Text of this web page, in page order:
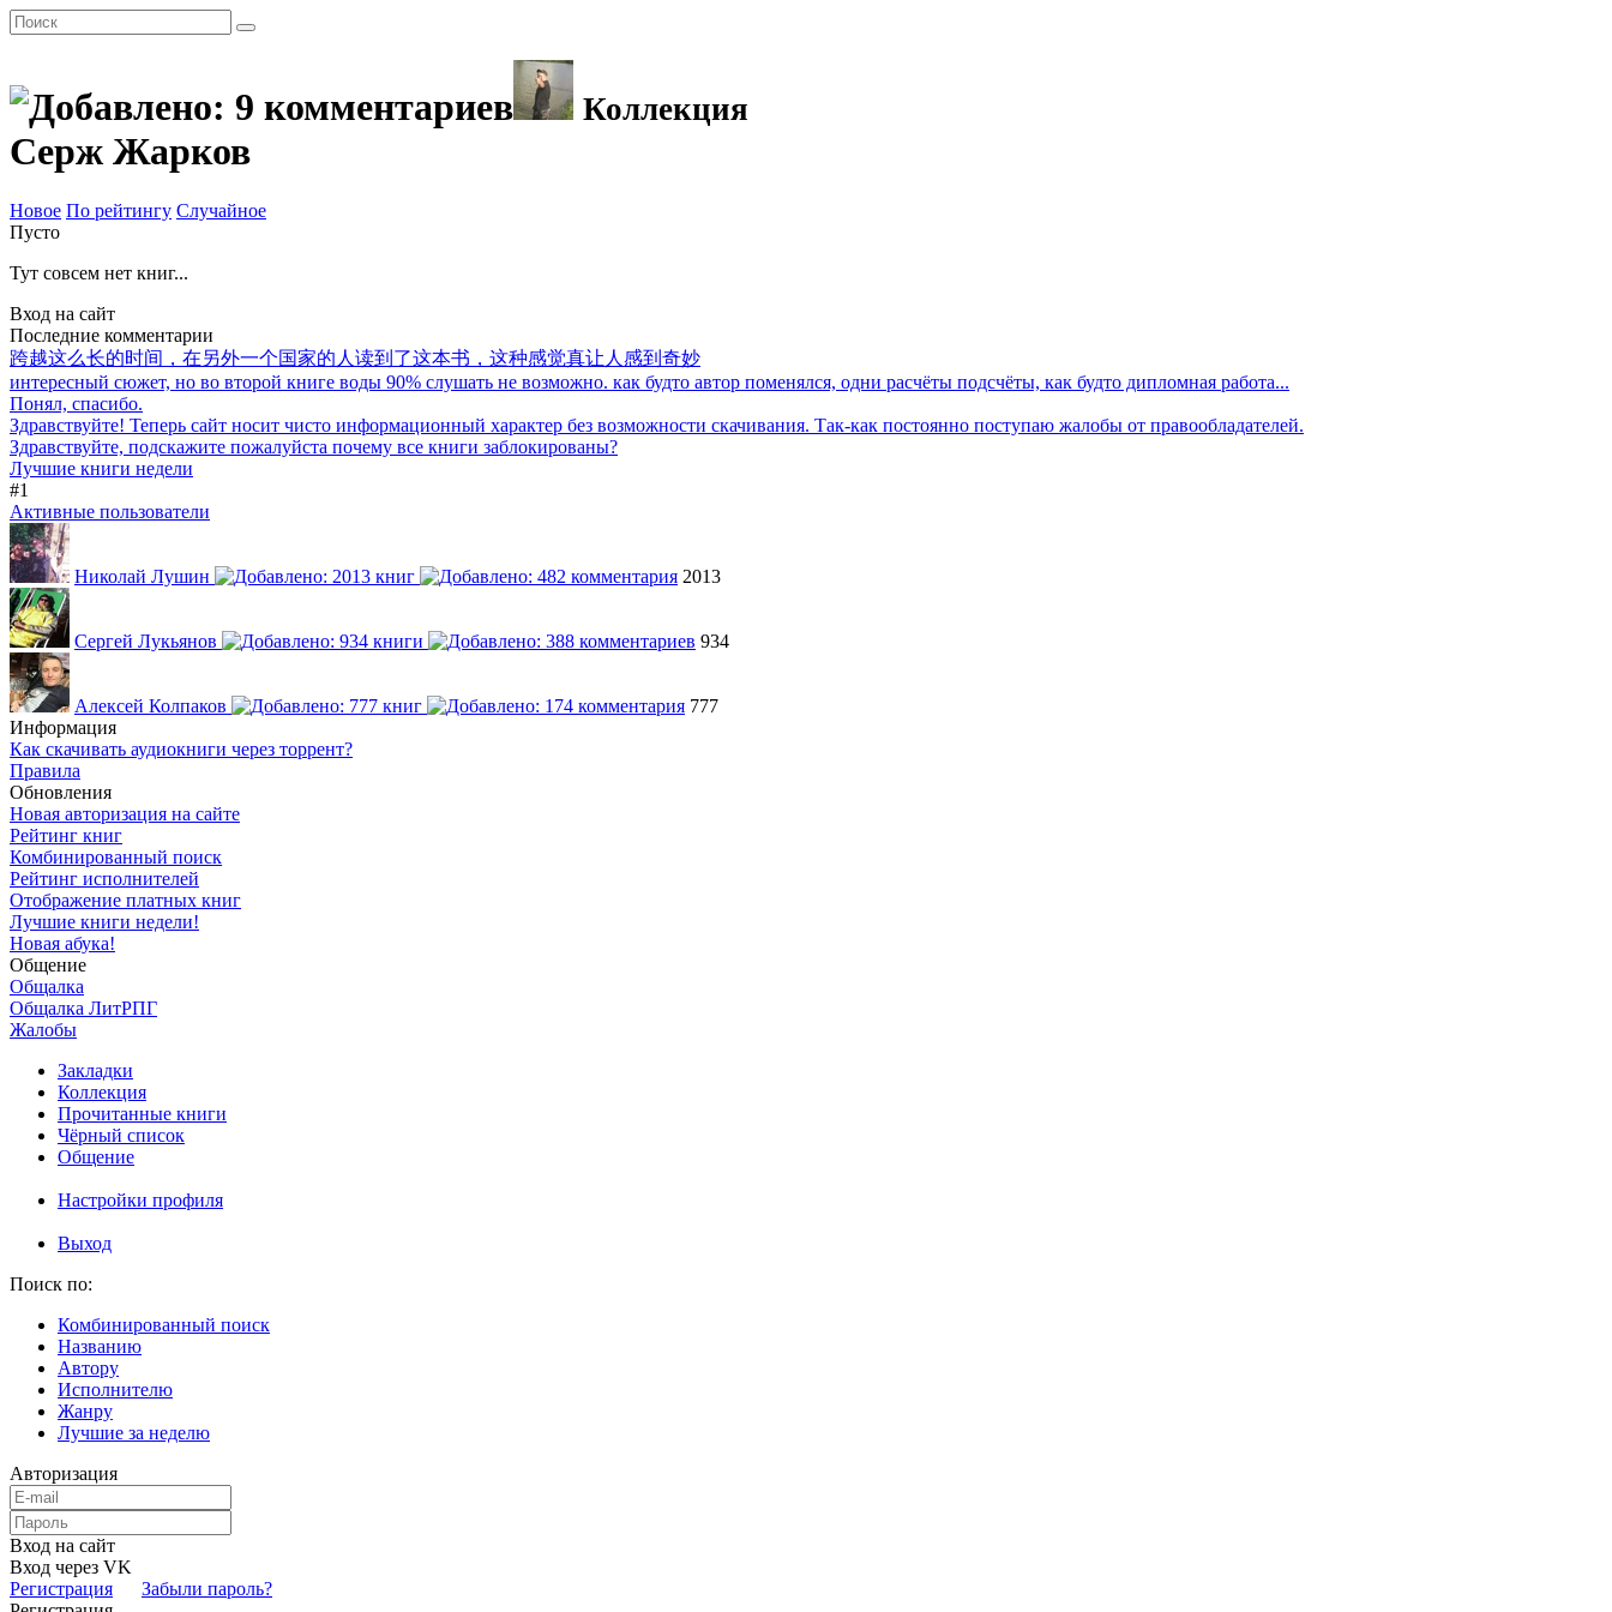
Коллекция
Серж Жарков
Новое По рейтингу Случайное
Пусто
Тут совсем нет книг...
Вход на сайт
Последние комментарии
跨越这么长的时间，在另外一个国家的人读到了这本书，这种感觉真让人感到奇妙
интересный сюжет, но во второй книге воды 90% слушать не возможно. как будто автор поменялся, одни расчёты подсчёты, как будто дипломная работа...
Понял, спасибо.
Здравствуйте! Теперь сайт носит чисто информационный характер без возможности скачивания. Так-как постоянно поступаю жалобы от правообладателей.
Здравствуйте, подскажите пожалуйста почему все книги заблокированы?
Лучшие книги недели
#1
Активные пользователи
Николай Лушин 2013
Сергей Лукьянов 934
Алексей Колпаков
777
Информация
Как скачивать аудиокниги через торрент?
Правила
Обновления
Новая авторизация на сайте
Рейтинг книг
Комбинированный поиск
Рейтинг исполнителей
Отображение платных книг
Лучшие книги недели!
Новая абука!
Общение
Общалка
Общалка ЛитРПГ
Жалобы
Закладки
Коллекция
Прочитанные книги
Чёрный список
Общение
Настройки профиля
Выход
Поиск по:
Комбинированный поиск
Названию
Автору
Исполнителю
Жанру
Лучшие за неделю
Авторизация
Вход на сайт
Вход через VK
Регистрация
Забыли пароль?